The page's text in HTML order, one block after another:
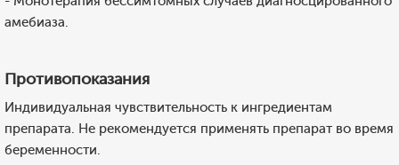
амебиаза.
Противопоказания
Индивидуальная чувствительность к ингредиентам
препарата. Не рекомендуется применять препарат во время
беременности.